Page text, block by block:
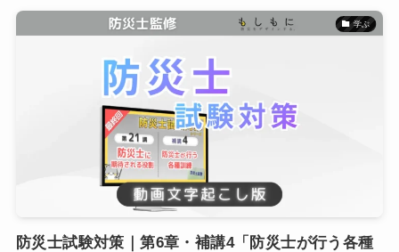
学ぶ
防災士試験対策｜第6章・補講4「防災士が行う各種